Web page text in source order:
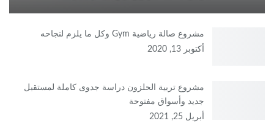
مشروع صالة رياضية Gym وكل ما يلزم لنجاحه
أكتوبر 13, 2020
مشروع تربية الحلزون دراسة جدوى كاملة لمستقبل
جديد وأسواق مفتوحة
أبريل 25, 2021